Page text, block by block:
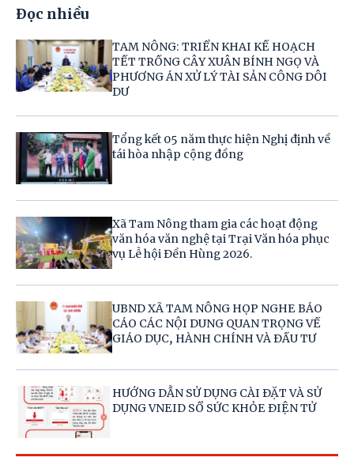
Đọc nhiều
TAM NÔNG: TRIỂN KHAI KẾ HOẠCH
TẾT TRỒNG CÂY XUÂN BÍNH NGỌ VÀ
PHƯƠNG ÁN XỬ LÝ TÀI SẢN CÔNG DÔI
DƯ
Tổng kết 05 năm thực hiện Nghị định về
tái hòa nhập cộng đồng
Xã Tam Nông tham gia các hoạt động
văn hóa văn nghệ tại Trại Văn hóa phục
vụ Lễ hội Đền Hùng 2026.
UBND XÃ TAM NÔNG HỌP NGHE BÁO
CÁO CÁC NỘI DUNG QUAN TRỌNG VỀ
GIÁO DỤC, HÀNH CHÍNH VÀ ĐẦU TƯ
HƯỚNG DẪN SỬ DỤNG CÀI ĐẶT VÀ SỬ
DỤNG VNEID SỔ SỨC KHỎE ĐIỆN TỬ